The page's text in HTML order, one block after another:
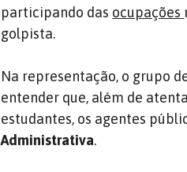
participando das ocupações
golpista.
Na representação, o grupo
entender que, além de
estudantes, os agentes
Administrativa.